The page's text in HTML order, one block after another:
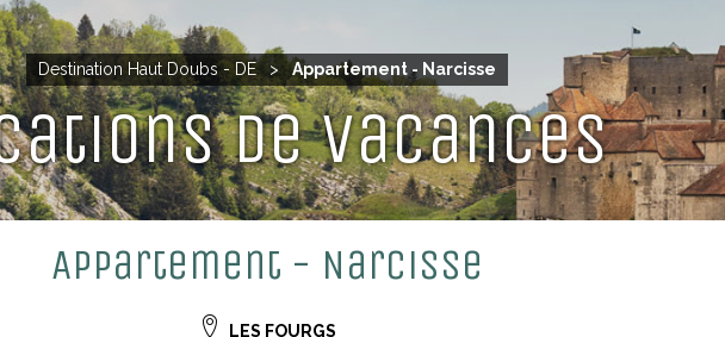
Destination Haut Doubs - DE > Appartement - Narcisse
de vacances
Appartement - Narcisse
LES FOURGS